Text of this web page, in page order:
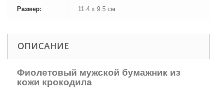
Размер: 11.4 х 9.5 см
ОПИСАНИЕ
Фиолетовый мужской бумажник из
кожи крокодила